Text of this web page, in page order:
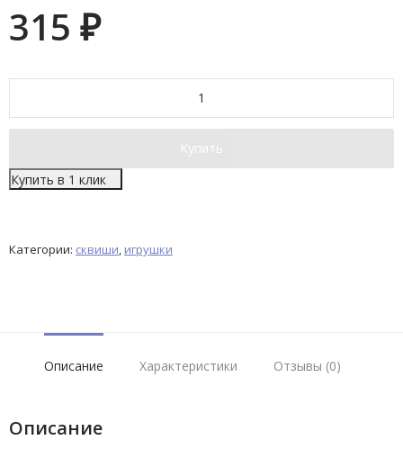
315 ₽
Купить
Купить в 1 клик
Категории: сквиши игрушки
Описание Характеристики Отзывы (0)
Описание